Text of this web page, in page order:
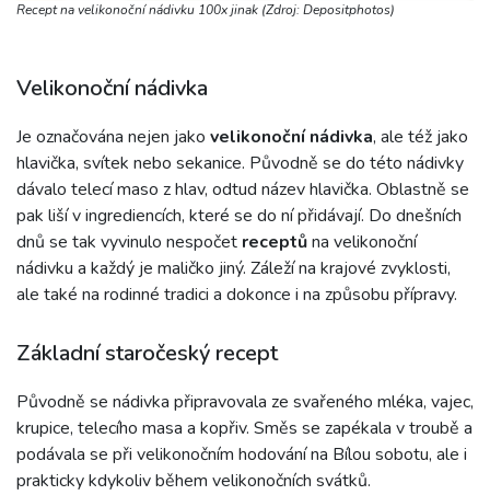
Recept na velikonoční nádivku 100x jinak (Zdroj: Depositphotos)
Velikonoční nádivka
Je označována nejen jako velikonoční nádivka, ale též jako
hlavička, svítek nebo sekanice. Původně se do této nádivky
dávalo telecí maso z hlav, odtud název hlavička. Oblastně se
pak liší v ingrediencích, které se do ní přidávají. Do dnešních
dnů se tak vyvinulo nespočet receptůna velikonoční
nádivku a každý je maličko jiný. Záleží na krajové zvyklosti,
ale také na rodinné tradici a dokonce i na způsobu přípravy.
Základní staročeský recept
Původně se nádivka připravovala ze svařeného mléka, vajec,
krupice, telecího masa a kopřiv. Směs se zapékala v troubě a
podávala se při velikonočním hodování na Bílou sobotu, ale i
prakticky kdykoliv během velikonočních svátků.